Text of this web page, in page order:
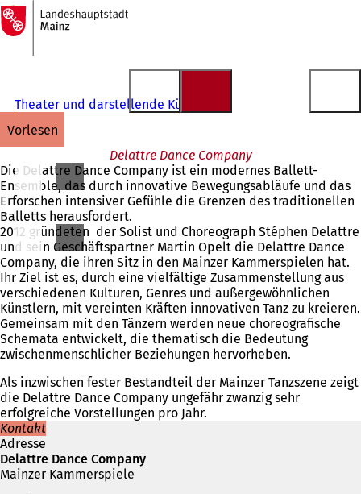
Inhalt anspringen
Zur
Startseite
Theater und darstellende Künste
vorlesen
Delattre Dance Company
Die Delattre Dance Company ist ein modernes Ballett-
Ensemble, das durch innovative Bewegungsabläufe und das
Erforschen intensiver Gefühle die Grenzen des traditionellen
Balletts herausfordert.
2012 gründeten der Solist und Choreograph Stéphen Delattre
und sein Geschäftspartner Martin Opelt die Delattre Dance
Company, die ihren Sitz in den Mainzer Kammerspielen hat.
Ihr Ziel ist es, durch eine vielfältige Zusammenstellung aus
verschiedenen Kulturen, Genres und außergewöhnlichen
Künstlern, mit vereinten Kräften innovativen Tanz zu kreieren.
Gemeinsam mit den Tänzern werden neue choreografische
Schemata entwickelt, die thematisch die Bedeutung
zwischenmenschlicher Beziehungen hervorheben.
Als inzwischen fester Bestandteil der Mainzer Tanzszene zeigt
die Delattre Dance Company ungefähr zwanzig sehr
erfolgreiche Vorstellungen pro Jahr.
Kontakt
Adresse
Delattre Dance Company
Mainzer Kammerspiele